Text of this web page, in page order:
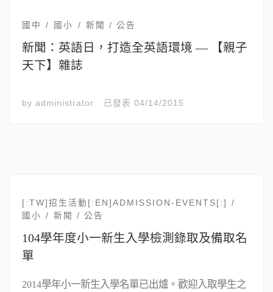
國中 國小 新聞 / 公告
新聞：英語日，打造全英語環境 — 【親子
天下】雜誌
by administrator 已發表 04/14/2015
[:TW]招生活動[:EN]ADMISSION-EVENTS[:]
國小
新聞 / 公告
104學年度小一新生入學檢測錄取及備取名
單
2014學年小一新生入學名單已出爐。歡迎入取學生之